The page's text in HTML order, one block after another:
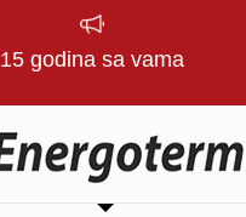
15 godina sa vama